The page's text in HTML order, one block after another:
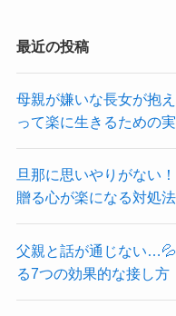
最近の投稿
母親が嫌いな長女が抱
って楽に生きるための
旦那に思いやりがない
贈る心が楽になる対処
父親と話が通じない
る7つの効果的な接し方